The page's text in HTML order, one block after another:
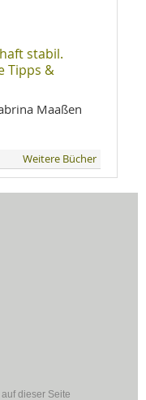
stabil.
Tipps &
Maaßen
Weitere Bücher
dieser Seite